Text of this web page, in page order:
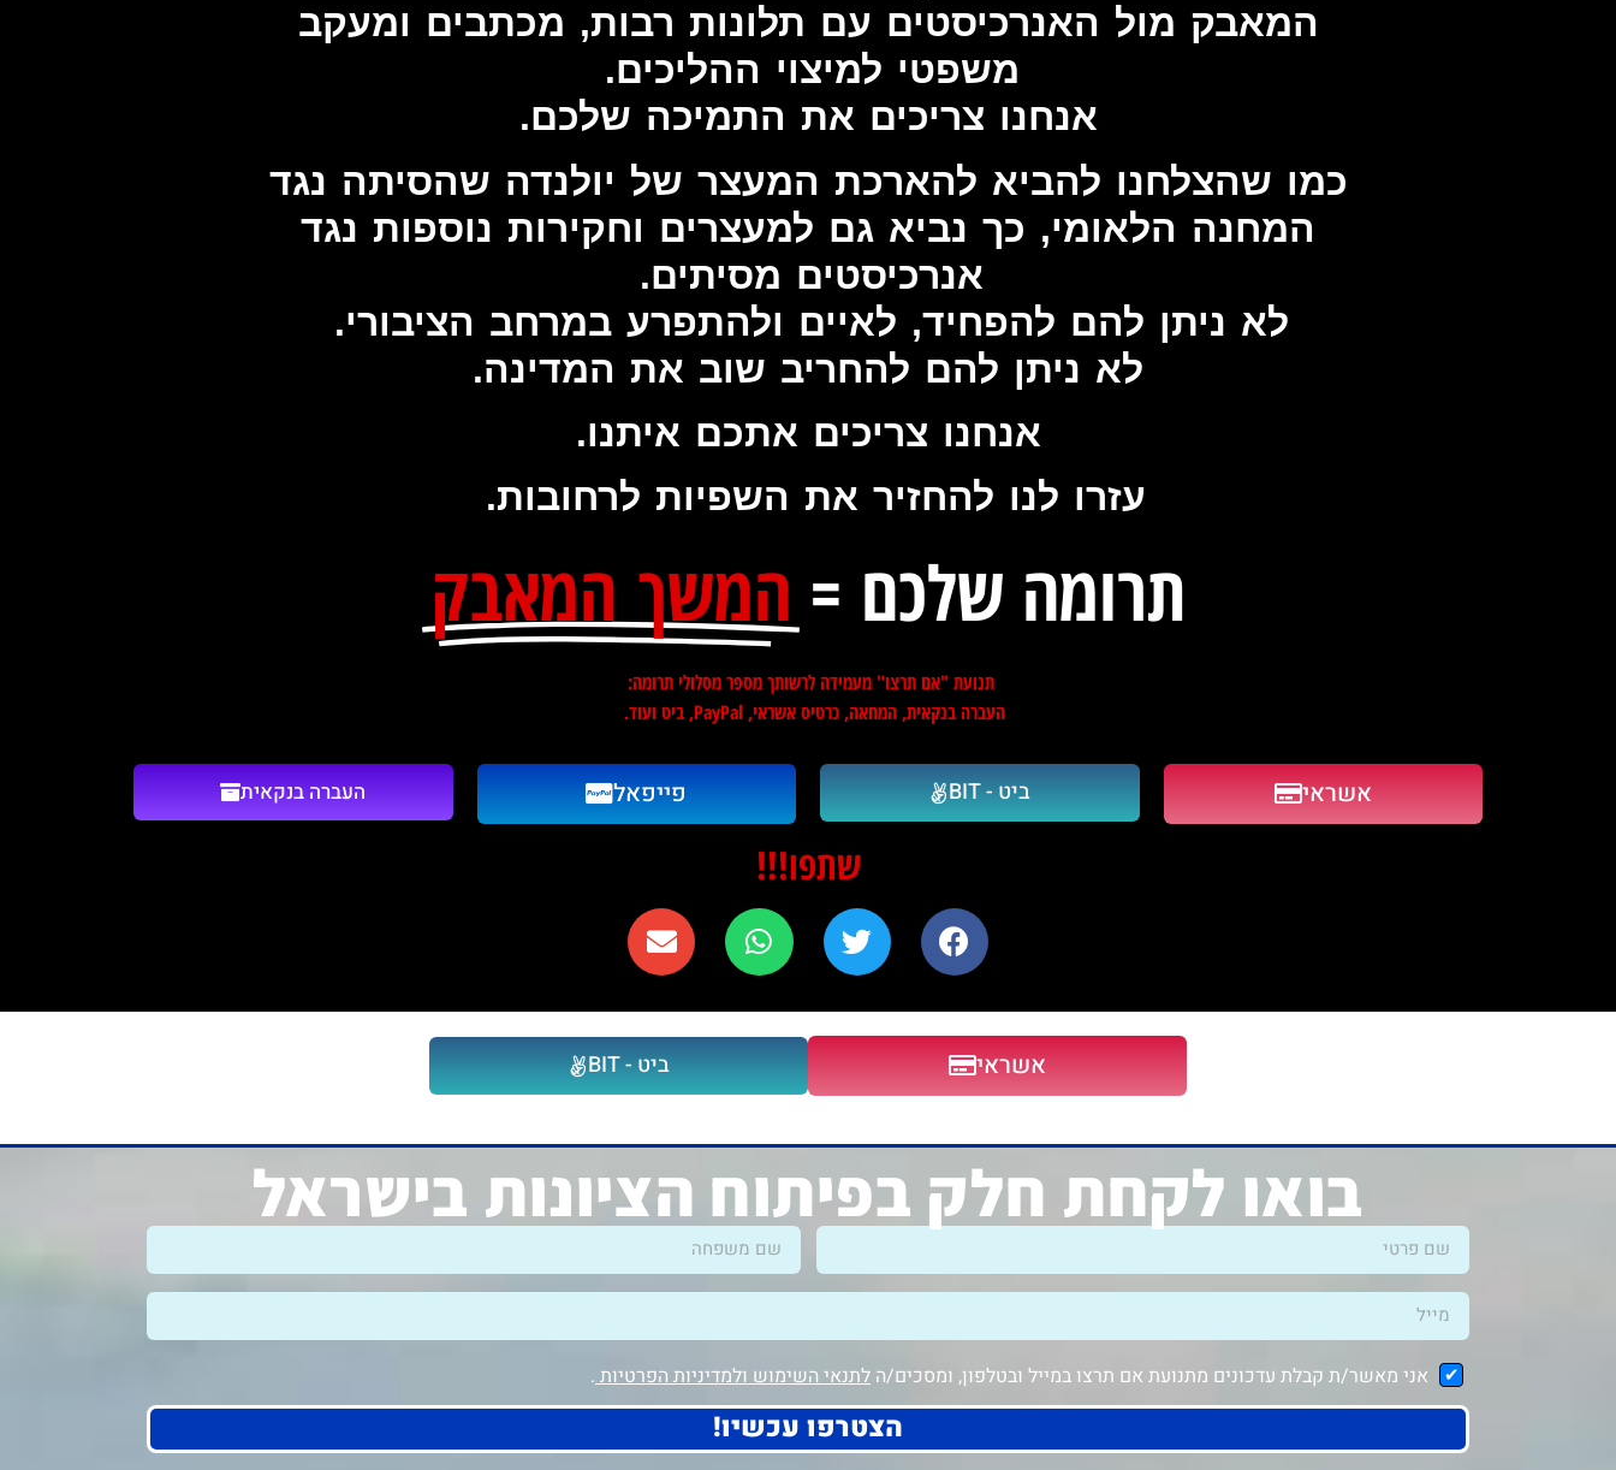
המאבק מול האנרכיסטים עם תלונות רבות, מכתבים ומעקב
משפטי למיצוי ההליכים.
אנחנו צריכים את התמיכה שלכם.
כמו שהצלחנו להביא להארכת המעצר של יולנדה שהסיתה נגד
המחנה הלאומי, כך נביא גם למעצרים וחקירות נוספות נגד
אנרכיסטים מסיתים.
לא ניתן להם להפחיד, לאיים ולהתפרע במרחב הציבורי.
לא ניתן להם להחריב שוב את המדינה.
אנחנו צריכים אתכם איתנו.
עזרו לנו להחזיר את השפיות לרחובות.
תרומה שלכם = המשך המאבק
תנועת "אם תרצו" מעמידה לרשותך מספר מסלולי תרומה:
העברה בנקאית, המחאה, כרטיס אשראי, PayPal, ביט ועוד.
אשראי ביט - BIT פייפאל העברה בנקאית
שתפו!!!
אשראי ביט - BIT
בואו לקחת חלק בפיתוח הציונות בישראל
אני מאשר/ת קבלת עדכונים מתנועת אם תרצו במייל ובטלפון, ומסכים/ה לתנאי השימוש ולמדיניות הפרטיות .
הצטרפו עכשיו!